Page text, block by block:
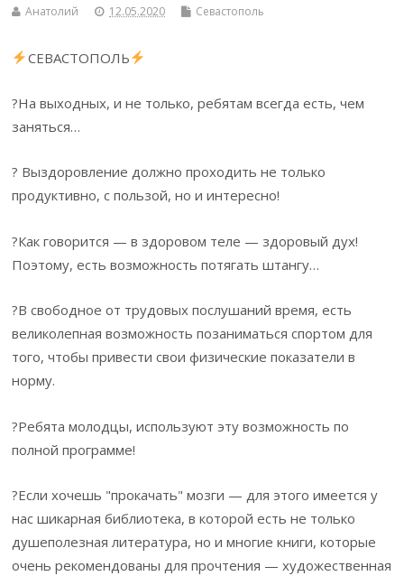
Анатолий 12.05.2020 Севастополь
СЕВАСТОПОЛЬ
?На выходных, и не только, ребятам всегда есть, чем
заняться…
? Выздоровление должно проходить не только
продуктивно, с пользой, но и интересно!
?Как говорится — в здоровом теле — здоровый дух!
Поэтому, есть возможность потягать штангу…
?В свободное от трудовых послушаний время, есть
великолепная возможность позаниматься спортом для
того, чтобы привести свои физические показатели в
норму.
?Ребята молодцы, используют эту возможность по
полной программе!
?Если хочешь "прокачать" мозги — для этого имеется у
нас шикарная библиотека, в которой есть не только
душеполезная литература, но и многие книги, которые
очень рекомендованы для прочтения — художественная